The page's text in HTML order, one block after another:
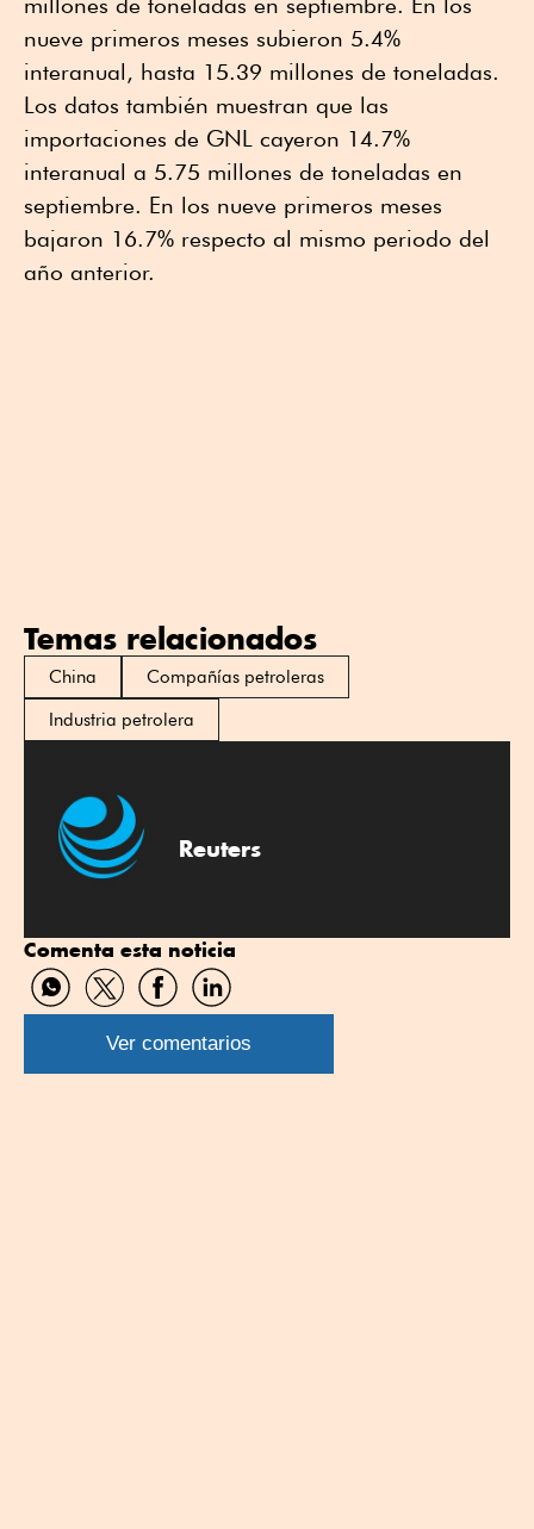
millones de toneladas en septiembre. En los
nueve primeros meses subieron 5.4%
interanual, hasta 15.39 millones de toneladas.
Los datos también muestran que las
importaciones de GNL cayeron 14.7%
interanual a 5.75 millones de toneladas en
septiembre. En los nueve primeros meses
bajaron 16.7% respecto al mismo periodo del
año anterior.
Temas relacionados
China
Compañías petroleras
Industria petrolera
Reuters
Comenta esta noticia
Compartir
por
WhatsApp
Compartir
por
Twitter
Compartir
por
Facebook
Compartir
por
Linkedin
Ver comentarios